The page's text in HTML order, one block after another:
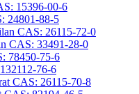
15396-00-6
24801-88-5
CAS: 26115-72-0
CAS: 33491-28-0
78450-75-6
76-6
CAS: 26115-70-8